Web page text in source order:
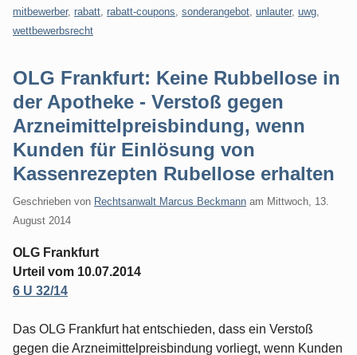
mitbewerber, rabatt rabatt-coupons sonderangebot unlauter, uwg
wettbewerbsrecht
OLG Frankfurt: Keine Rubbellose in
der Apotheke - Verstoß gegen
Arzneimittelpreisbindung, wenn
Kunden für Einlösung von
Kassenrezepten Rubellose erhalten
Geschrieben von Rechtsanwalt Marcus Beckmann am Mittwoch, 13.
August 2014
OLG Frankfurt
Urteil vom 10.07.2014
6 U 32/14
Das OLG Frankfurt hat entschieden, dass ein Verstoß
gegen die Arzneimittelpreisbindung vorliegt, wenn Kunden